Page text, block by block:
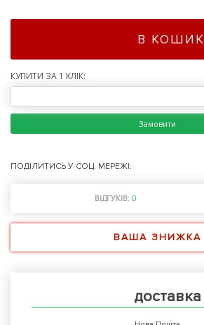
В КОШИК
КУПИТИ ЗА 1 КЛІК:
Замовити
ПОДІЛИТИСЬ У СОЦ. МЕРЕЖІ:
ВІДГУКІВ: 0
ВАША ЗНИЖКА
доставка